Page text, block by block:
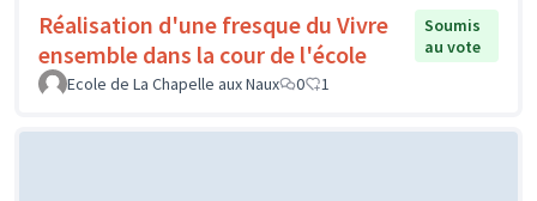
Réalisation d'une fresque du Vivre
ensemble dans la cour de l'école
Soumis
au vote
Ecole de La Chapelle aux Naux
0 1